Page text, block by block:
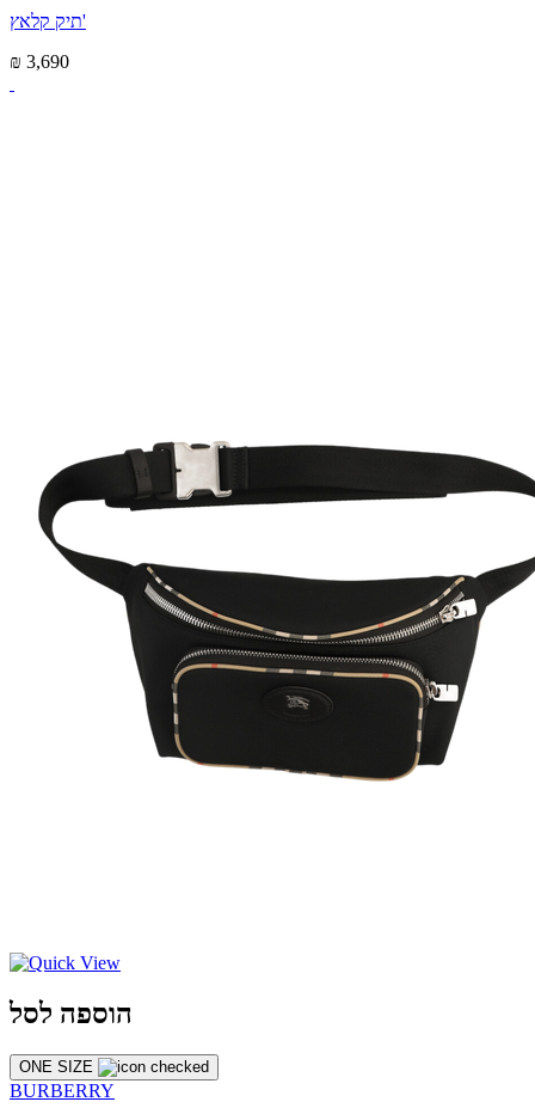
תיק קלאץ'
₪ 3,690
הוספה לסל
ONE SIZE
BURBERRY